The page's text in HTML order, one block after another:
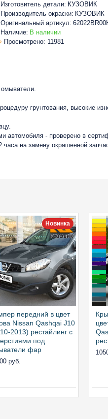
Наличие: В наличии
Изготовитель детали: КУЗОВИК
Производитель окраски: КУЗОВИК
Оригинальный артикул:
Просмотрено: 11981
омыватели.
грунтования, высокие
автомобиля - проверено в
на замену окрашенной
Новинка
передний в цвет
Nissan Qashqai J10
2013) рестайлинг с
под
фар
руб.